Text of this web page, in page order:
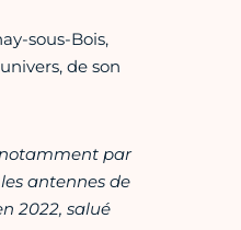
sous-Bois,
de son
par
antennes de
2022, salué